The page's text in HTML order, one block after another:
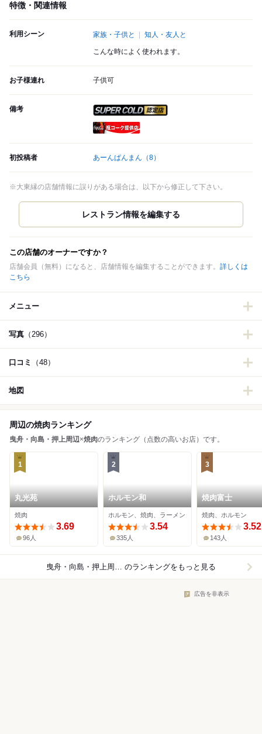
特徴・関連情報
利用シーン 家族・子供と 知人・友人と
こんな時によく使われます。
お子様連れ 子供可
備考
初投稿者 あーんぱんまん （8）
※大東縁の店舗情報に誤りがある場合は、以下から修正して下さい。
この店舗のオーナーですか？
店舗会員（無料）になると、店舗情報を編集することができます。 詳しくは
こちら
メニュー
写真 （296）
口コミ （48）
地図
周辺の焼肉ランキング
曳舟・向島・押上周辺×焼肉のランキング（点数の高いお店）です。
1
丸光苑
焼肉
3.69
96人
2
ホルモン和
ホルモン、焼肉、ラーメン
3.54
335人
3
焼肉富士
焼肉、ホルモン
3.52
143人
曳舟・向島・押上周辺×焼肉 のランキングをもっと見る
広告を非表示